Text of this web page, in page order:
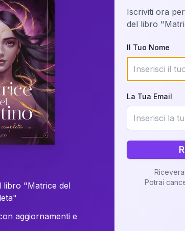
della tua Matrice del Destino
o studiando attraverso il
Richiedi Interpretazione
✨ Interpretazione personalizzata
Scopri il Libro
libro "Matrice del
aggiornamenti e
Iscriviti ora
del libro
Il Tuo Nome
La Tua Email
Potrai